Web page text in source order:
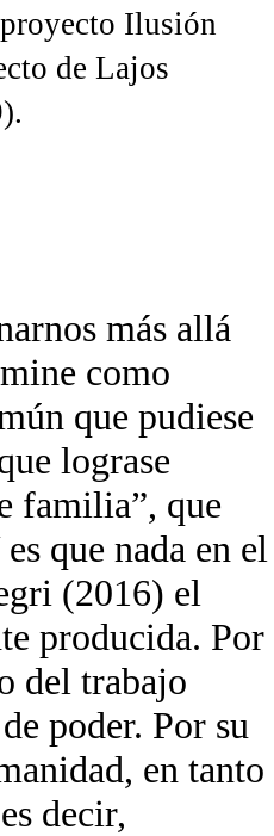
Ilusión
de Lajos
más allá
como
que pudiese
lograse
familia”, que
que nada en el
(2016) el
producida. Por
del trabajo
poder. Por su
en tanto
decir,